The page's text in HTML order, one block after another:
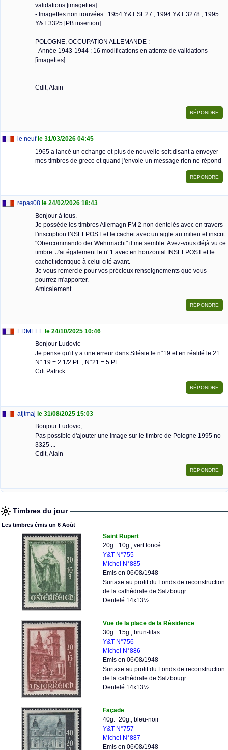
validations [imagettes]
- Imagettes non trouvées : 1954 Y&T SE27 ; 1994 Y&T 3278 ; 1995
Y&T 3325 [PB insertion]
POLOGNE, OCCUPATION ALLEMANDE :
- Année 1943-1944 : 16 modifications en attente de validations
[imagettes]
Cdlt, Alain
le neufle 31/03/2026 04:45
1965 a lancé un echange et plus de nouvelle soit disant a envoyer
mes timbres de grece et quand j'envoie un message rien ne répond
repas08 le 24/02/2026 18:43
Bonjour à tous.
Je possède les timbres Allemagn FM 2 non dentelés avec en travers
l'inscription INSELPOST et le cachet avec un aigle au milieu et inscrit
"Obercommando der Wehrmacht" il me semble. Avez-vous déjà vu ce
timbre. J'ai également le n°1 avec en horizontal INSELPOST et le
cachet identique à celui cité avant.
Je vous remercie pour vos précieux renseignements que vous
pourrez m'apporter.
Amicalement.
EDMEEE le 24/10/2025 10:46
Bonjour Ludovic
Je pense qu'il y a une erreur dans Silésie le n°19 et en réalité le 21
N° 19 = 2 1/2 PF ; N°21 = 5 PF
Cdt Patrick
atjtmaj le 31/08/2025 15:03
Bonjour Ludovic,
Pas possible d'ajouter une image sur le timbre de Pologne 1995 no
3325 ...
Cdlt, Alain
Timbres du jour
Les timbres émis un 6 Août
Saint Rupert
20g.+10g., vert foncé
Y&T N°755
Michel N°885
Emis en 06/08/1948
Surtaxe au profit du Fonds de reconstruction
de la cathédrale de Salzbougr
Dentelé 14x13½
Vue de la place de la Résidence
30g.+15g., brun-lilas
Y&T N°756
Michel N°886
Emis en 06/08/1948
Surtaxe au profit du Fonds de reconstruction
de la cathédrale de Salzbougr
Dentelé 14x13½
Façade
40g.+20g., bleu-noir
Y&T N°757
Michel N°887
Emis en 06/08/1948